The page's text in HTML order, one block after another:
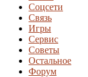
Соцсети
Связь
Игры
Сервис
Советы
Остальное
Форум